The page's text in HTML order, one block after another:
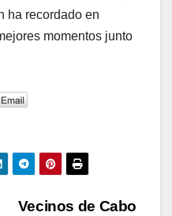
ha recordado en
momentos junto
Vecinos de Cabo